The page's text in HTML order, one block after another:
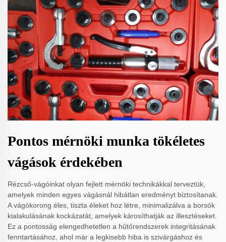
Pontos mérnöki munka tökéletes
vágások érdekében
Rézcső-vágóinkat olyan fejlett mérnöki technikákkal terveztük,
amelyek minden egyes vágásnál hibátlan eredményt biztosítanak.
A vágókorong éles, tiszta éleket hoz létre, minimalizálva a borsók
kialakulásának kockázatát, amelyek károsíthatják az illesztéseket.
Ez a pontosság elengedhetetlen a hűtőrendszerek integritásának
fenntartásához, ahol már a legkisebb hiba is szivárgáshoz és